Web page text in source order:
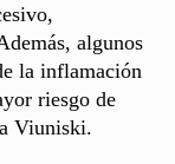
algunos
la inflamación
riesgo de
Viuniski.